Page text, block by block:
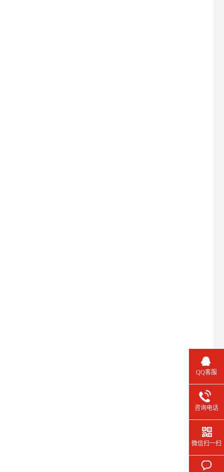
QQ客服
咨询电话
微信扫一扫